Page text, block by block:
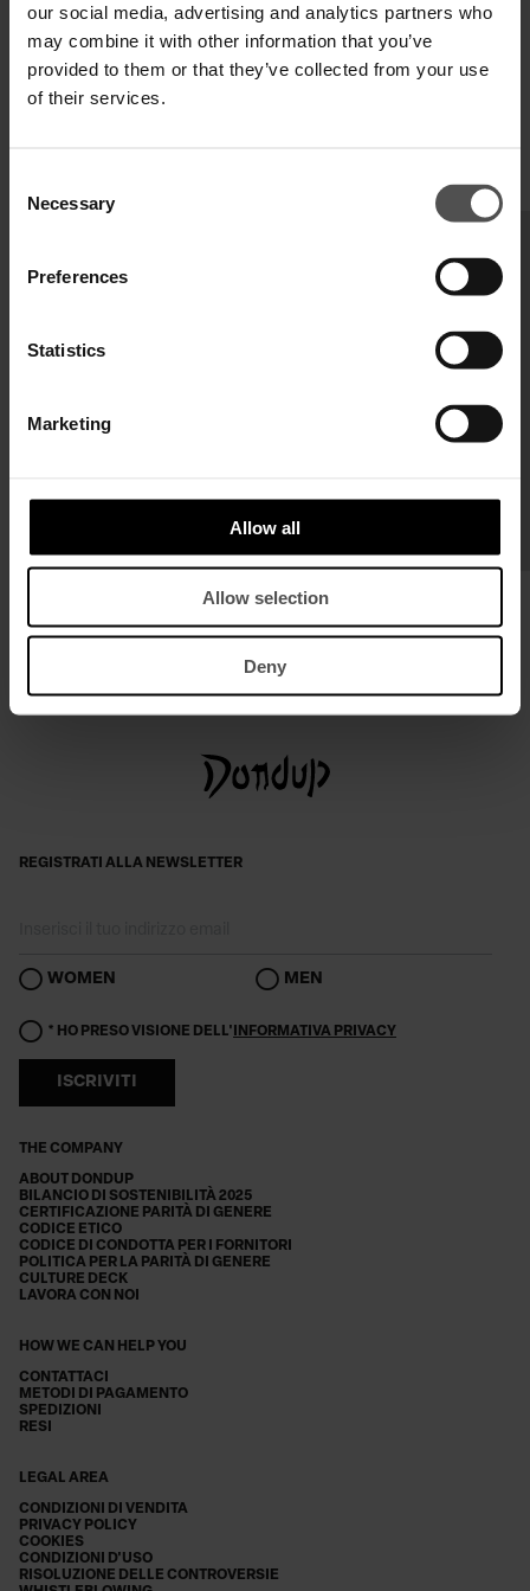
our social media, advertising and analytics partners who
may combine it with other information that you’ve
provided to them or that they’ve collected from your use
of their services.
Selection
Necessary
Preferences
Statistics
Marketing
Allow all
Allow selection
Deny
TI POTREBBERO INTERESSARE ANCHE
THE COMPANY
ABOUT DONDUP
BILANCIO DI SOSTENIBILITÀ 2025
CERTIFICAZIONE PARITÀ DI GENERE
CODICE ETICO
CODICE DI CONDOTTA PER I FORNITORI
POLITICA PER LA PARITÀ DI GENERE
CULTURE DECK
LAVORA CON NOI
HOW WE CAN HELP YOU
CONTATTACI
METODI DI PAGAMENTO
SPEDIZIONI
RESI
LEGAL AREA
CONDIZIONI DI VENDITA
PRIVACY POLICY
COOKIES
CONDIZIONI D'USO
RISOLUZIONE DELLE CONTROVERSIE
REGISTRATI ALLA NEWSLETTER
WOMEN MEN
* HO PRESO VISIONE DELL' INFORMATIVA PRIVACY
ISCRIVITI